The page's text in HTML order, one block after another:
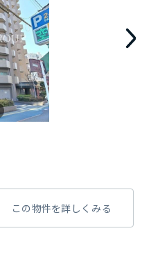
この物件を詳しくみる